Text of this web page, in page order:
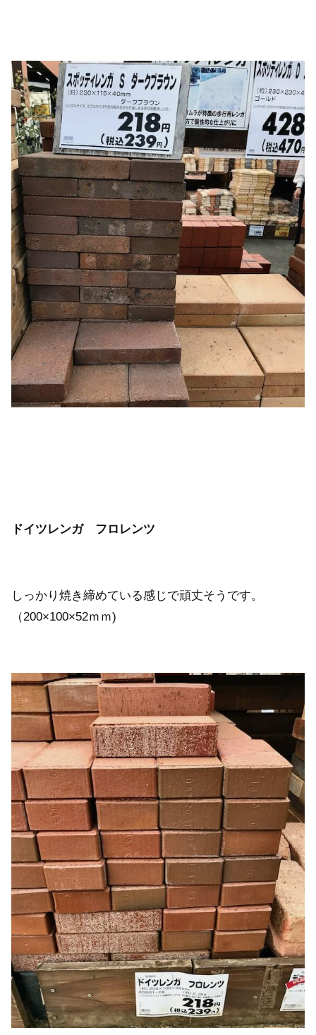
ドイツレンガ フロレンツ
しっかり焼き締めている感じで頑丈そうです。
（200×100×52ｍｍ)